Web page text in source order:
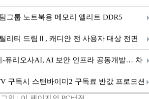
그룹 노트북용 메모리 엘리트 DDR5
리티 드림Ⅱ, 캐디안 전 사용자 대상 전면
-퓨리오사AI, AI 보안 인프라 공동개발… 차
축
구독시 스탠바이미2 구독료 반값 프로모션